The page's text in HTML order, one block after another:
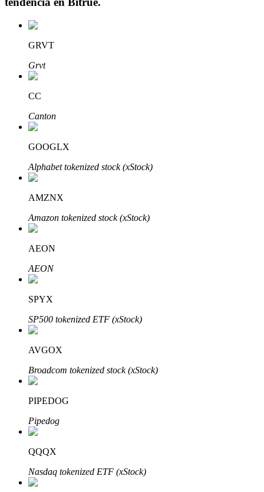
Inversión automática
Obtenga más información sobre cómo obtener ingresos pasivos
Bitrue
Bitrue Partners
Afiliados de Bitrue
¡Hasta un 65% de comisiones!
GRVT
Grvt
CC
Canton
GOOGLX
Alphabet tokenized stock (xStock)
AMZNX
Amazon tokenized stock (xStock)
AEON
AEON
SPYX
SP500 tokenized ETF (xStock)
AVGOX
Broadcom tokenized stock (xStock)
PIPEDOG
Pipedog
QQQX
Nasdaq tokenized ETF (xStock)